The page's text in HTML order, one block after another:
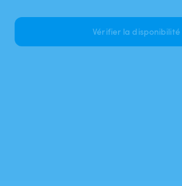
Vérifier la disponibilité